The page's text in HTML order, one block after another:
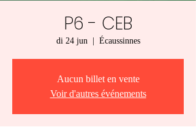
P6 - CEB
di 24 jun
  |
Écaussinnes
Aucun billet en vente
Voir d'autres événements